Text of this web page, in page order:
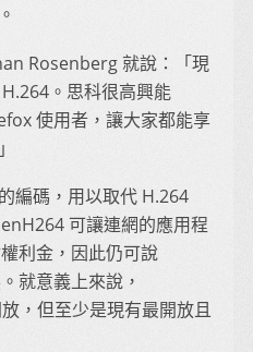
Rosenberg 就說：「現
。思科很高興能
使用者，讓大家都能享
編碼，用以取代 H.264
可讓連網的應用程
利金，因此仍可說
就意義上來說，
，但至少是現有最開放且